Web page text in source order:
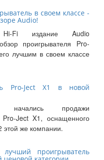
в своем классе -
Audio!
Hi-Fi издание Audio
проигрывателя Pro-
лучшим в своем классе
Pro-Ject X1 в новой
продажи
Pro-Ject X1, оснащенного
этой же компании.
проигрыватель